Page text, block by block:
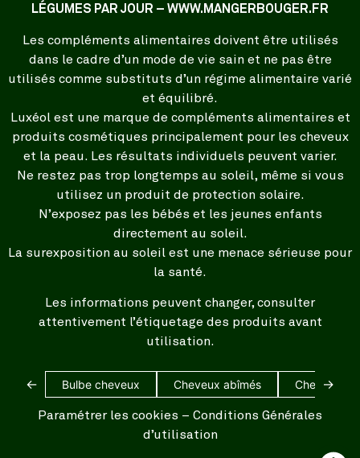
LÉGUMES PAR JOUR – WWW.MANGERBOUGER.FR
Les compléments alimentaires doivent être utilisés
dans le cadre d’un mode de vie sain et ne pas être
utilisés comme substituts d’un régime alimentaire varié
et équilibré.
Luxéol est une marque de compléments alimentaires et
produits cosmétiques principalement pour les cheveux
et la peau. Les résultats individuels peuvent varier.
Ne restez pas trop longtemps au soleil, même si vous
utilisez un produit de protection solaire.
N’exposez pas les bébés et les jeunes enfants
directement au soleil.
La surexposition au soleil est une menace sérieuse pour
la santé.
Les informations peuvent changer, consulter
attentivement l’étiquetage des produits avant
utilisation.
← Bulbe cheveux Cheveux abîmés Cheveux
→
Paramétrer les cookies – Conditions Générales
d’utilisation